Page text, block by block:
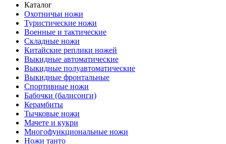
Каталог
Охотничьи ножи
Туристические ножи
Военные и тактические
Складные ножи
Китайские реплики ножей
Выкидные автоматические
Выкидные полуавтоматические
Выкидные фронтальные
Спортивные ножи
Бабочки (балисонги)
Керамбиты
Тычковые ножи
Мачете и кукри
Многофункциональные ножи
Ножи танто